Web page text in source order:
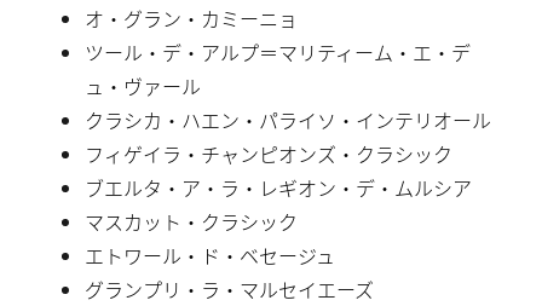
オ・グラン・カミーニョ
ツール・デ・アルプ＝マリティーム・エ・デ
ュ・ヴァール
クラシカ・ハエン・パライソ・インテリオール
フィゲイラ・チャンピオンズ・クラシック
ブエルタ・ア・ラ・レギオン・デ・ムルシア
マスカット・クラシック
エトワール・ド・ベセージュ
グランプリ・ラ・マルセイエーズ